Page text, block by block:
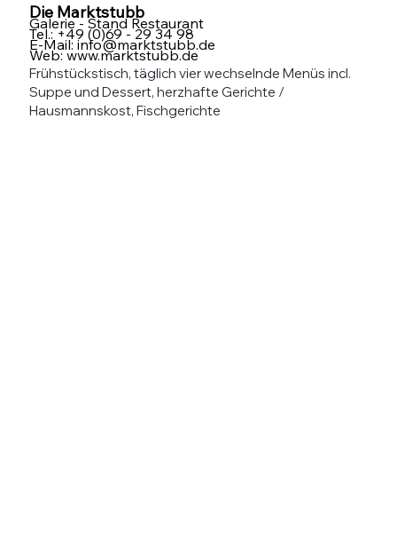
Die Marktstubb
Galerie - StandRestaurant
Tel.: +49 (0)69 - 29 34 98
E-Mail:info@marktstubb.de
Web:www.marktstubb.de
Frühstückstisch, täglich vier wechselnde Menüs incl.
Suppe und Dessert, herzhafte Gerichte /
Hausmannskost, Fischgerichte